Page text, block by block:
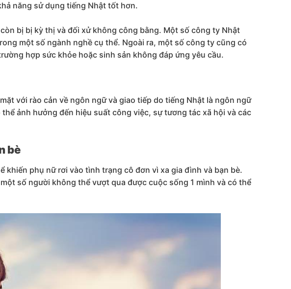
năng sử dụng tiếng Nhật tốt hơn.
bị bị kỳ thị và đối xử không công bằng. Một số công ty Nhật
một số ngành nghề cụ thể. Ngoài ra, một số công ty cũng có
hợp sức khỏe hoặc sinh sản không đáp ứng yêu cầu.
với rào cản về ngôn ngữ và giao tiếp do tiếng Nhật là ngôn ngữ
ảnh hưởng đến hiệu suất công việc, sự tương tác xã hội và các
bè
khiến phụ nữ rơi vào tình trạng cô đơn vì xa gia đình và bạn bè.
số người không thể vượt qua được cuộc sống 1 mình và có thể